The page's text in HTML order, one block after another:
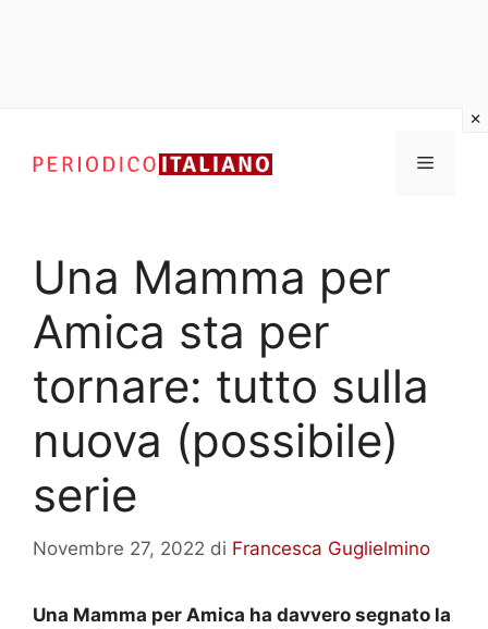
contenuto
Menu
Una Mamma per
Amica sta per
tornare: tutto sulla
nuova (possibile)
serie
Novembre 27, 2022 di Francesca Guglielmino
Una Mamma per Amica ha davvero segnato la